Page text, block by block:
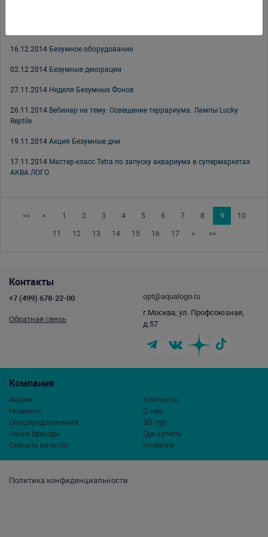
16.12.2014 Безумное оборудование
02.12.2014 Безумные декорации
27.11.2014 Неделя Безумных Фонов
26.11.2014 Вебинар на тему: Освещение террариума. Лампы Lucky
Reptile
19.11.2014 Акция Безумные дни
17.11.2014 Мастер-класс Tetra по запуску аквариума в супермаркетах
АКВА ЛОГО
<< < 1 2 3 4 5 6 7 8 9 10
11 12 13 14 15 16 17 > >>
Политика конфиденциальности
Компания
Акции
Новинки
Спецпредложения
Наши бренды
Скачать каталог
Контакты
О нас
3D-тур
Где купить
Новости
Контакты
+7 (499) 678-22-00
Обратная связь
opt@aqualogo.ru
г.Москва, ул. Профсоюзная,
д.57